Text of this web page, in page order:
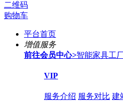
二维码
购物车
平台首页
增值服务
前往会员中心>智能家具工
VIP
服务介绍 服务对比 建